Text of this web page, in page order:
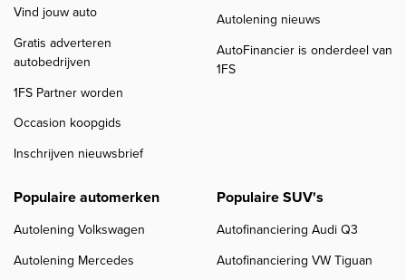
Vind jouw auto
Gratis adverteren
autobedrijven
1FS Partner worden
Occasion koopgids
Inschrijven nieuwsbrief
Autolening nieuws
AutoFinancier is onderdeel van
1FS
Populaire automerken
Autolening Volkswagen
Autolening Mercedes
Populaire SUV's
Autofinanciering Audi Q3
Autofinanciering VW Tiguan